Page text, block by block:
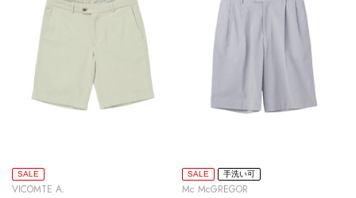
SALE
VICOMTE A.
SALE 手洗い可
Mc McGREGOR